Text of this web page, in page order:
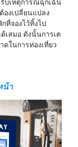
บเหตุการณ์ฉุกเฉิน
องเปลี่ยนแปลง
ที่จองไว้ทิ้งไป
เสมอ ดังนั้นการเต
ในการท่องเที่ยว
น้า